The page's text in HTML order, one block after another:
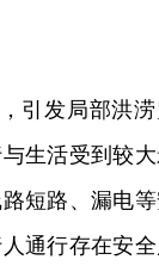
引发局部洪
生活受到较
短路、漏电
通行存在安